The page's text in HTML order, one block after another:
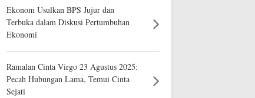
Ekonom Usulkan BPS Jujur dan
Terbuka dalam Diskusi Pertumbuhan
Ekonomi
Ramalan Cinta Virgo 23 Agustus 2025:
Pecah Hubungan Lama, Temui Cinta
Sejati